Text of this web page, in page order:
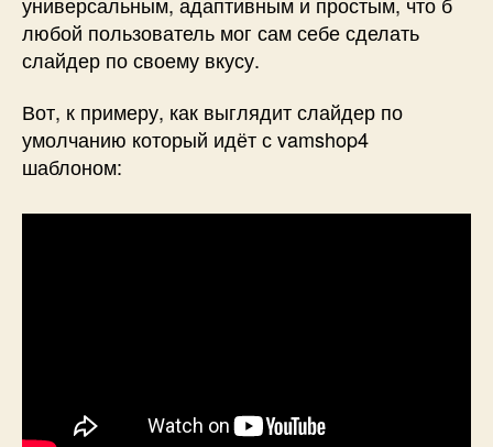
любой пользователь мог сам себе сделать
слайдер по своему вкусу.
Вот, к примеру, как выглядит слайдер по
умолчанию который идёт с vamshop4
шаблоном: